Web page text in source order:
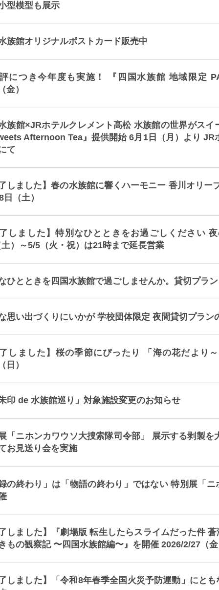
型模型も展示
族館オリジナルポストカード販売中
につき今年度も実施！ 『四国水族館 地域限定
金）
族館×JRホテルクレメント高松 水族館の世界がス
Afternoon Tea』提供開始 6月1日（月）より JR
て
しました】春の水族館に響くハーモニー 香川オリ
（土）
しました】特別なひとときをお過ごしください
）～5/5（火・祝）は21時まで延長営業
ひとときを四国水族館で過ごしませんか。貸切プラ
思い出づくりにいかが 学校団体限定 夜間貸切プラン
しました】桜の季節にぴったり 「海の花だより
日）
印 de 水族館巡り」対象施設変更のお知らせ
「ニホンカワウソ大捜索隊司令部」 展示する剥製
お見送り会を実施
の終わり」は「物語の終わり」ではない 特別展「
しました】『劇場版 転生したらスライムだった件
もの観察記 〜四国水族館編〜』を開催 2026/2/27（
しました】「令和8年春季全国火災予防運動」にと